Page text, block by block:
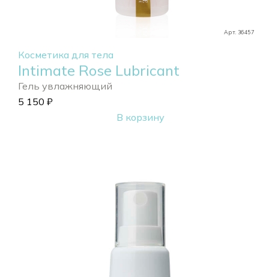
Арт. 36457
Косметика для тела
Intimate Rose Lubricant
Гель увлажняющий
5 150 ₽
В корзину